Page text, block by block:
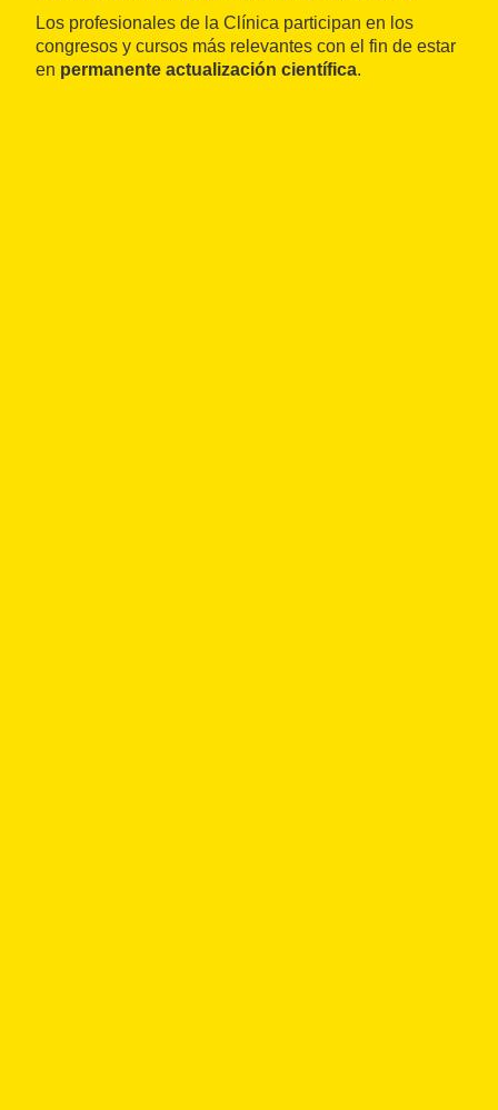
Los profesionales de la Clínica participan en los
congresos y cursos más relevantes con el fin de estar
en permanente actualización científica.